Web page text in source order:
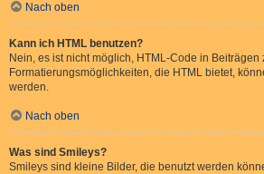
Nach oben
Kann ich HTML benutzen?
Nein, es ist nicht möglich, HTML-Code in
Formatierungsmöglichkeiten, die HTML bietet,
werden.
Nach oben
Was sind Smileys?
Smileys sind kleine Bilder, die benutzt werden